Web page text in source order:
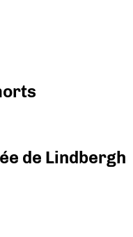
de Lindbergh